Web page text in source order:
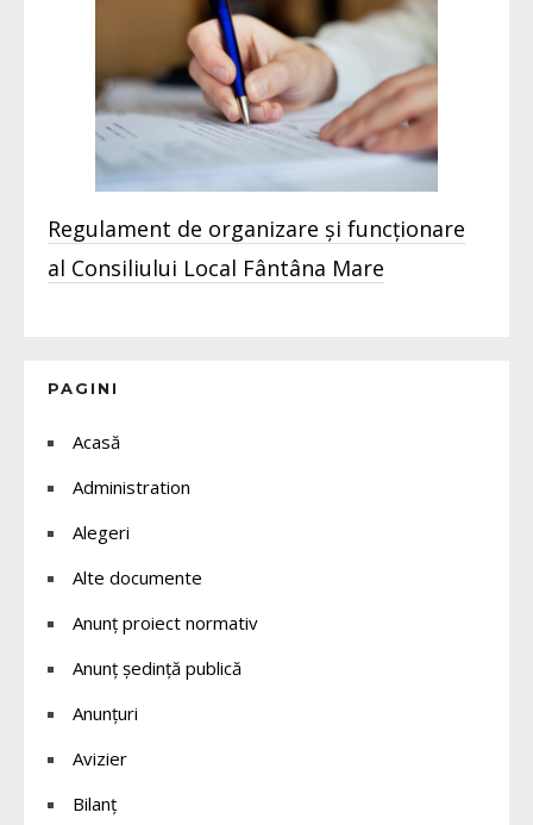
Regulament de organizare și funcționare
al Consiliului Local Fântâna Mare
PAGINI
Acasă
Administration
Alegeri
Alte documente
Anunț proiect normativ
Anunț ședință publică
Anunțuri
Avizier
Bilanț